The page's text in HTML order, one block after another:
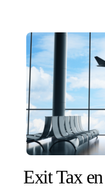
Exit Tax